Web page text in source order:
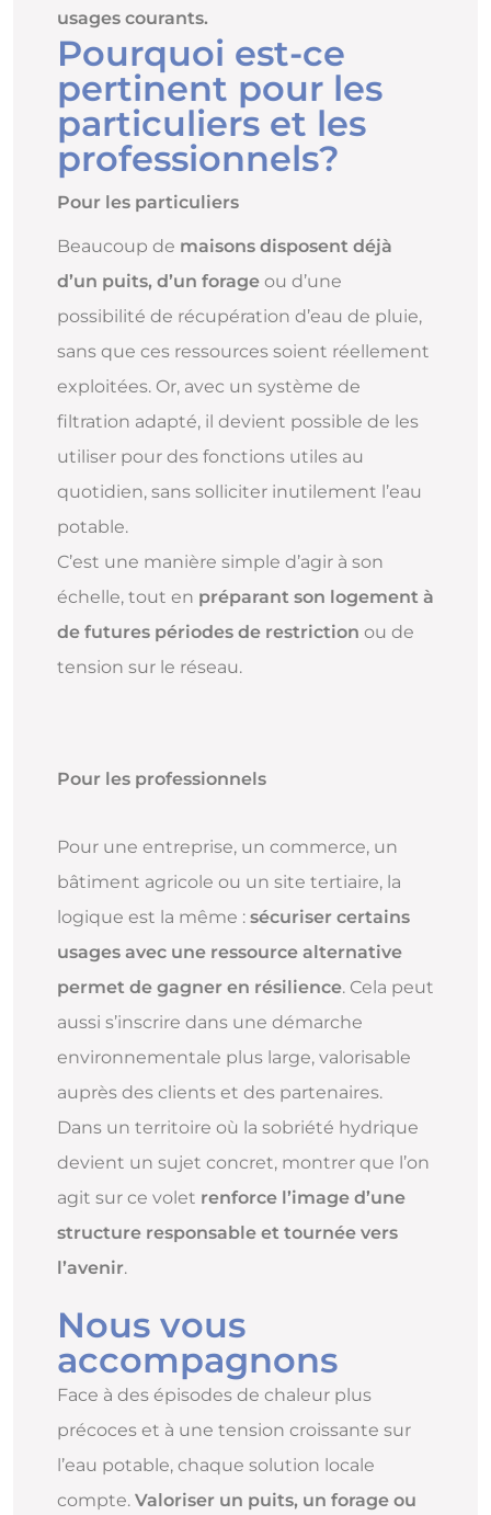
usages courants.
Pourquoi est-ce
pertinent pour les
particuliers et les
professionnels?
Pour les particuliers
Beaucoup de maisons disposent déjà
d’un puits, d’un forage ou d’une
possibilité de récupération d’eau de pluie,
sans que ces ressources soient réellement
exploitées. Or, avec un système de
filtration adapté, il devient possible de les
utiliser pour des fonctions utiles au
quotidien, sans solliciter inutilement l’eau
potable.
C’est une manière simple d’agir à son
échelle, tout en préparant son logement à
de futures périodes de restriction ou de
tension sur le réseau.
Pour les professionnels
Pour une entreprise, un commerce, un
bâtiment agricole ou un site tertiaire, la
logique est la même : sécuriser certains
usages avec une ressource alternative
permet de gagner en résilience. Cela peut
aussi s’inscrire dans une démarche
environnementale plus large, valorisable
auprès des clients et des partenaires.
Dans un territoire où la sobriété hydrique
devient un sujet concret, montrer que l’on
agit sur ce volet renforce l’image d’une
structure responsable et tournée vers
l’avenir.
Nous vous
accompagnons
Face à des épisodes de chaleur plus
précoces et à une tension croissante sur
l’eau potable, chaque solution locale
compte. Valoriser un puits, un forage ou